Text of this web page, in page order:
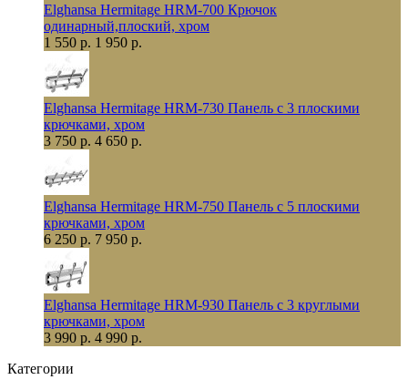
Elghansa Hermitage HRM-700 Крючок
одинарный,плоский, хром
1 550 р. 1 950 р.
Elghansa Hermitage HRM-730 Панель с 3 плоскими
крючками, хром
3 750 р. 4 650 р.
Elghansa Hermitage HRM-750 Панель с 5 плоскими
крючками, хром
6 250 р. 7 950 р.
Elghansa Hermitage HRM-930 Панель с 3 круглыми
крючками, хром
3 990 р. 4 990 р.
Категории